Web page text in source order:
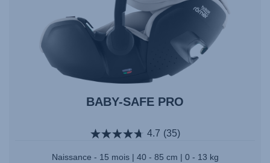
BABY-SAFE PRO
4.7 (35)
Naissance - 15 mois | 40 - 85 cm | 0 - 13 kg